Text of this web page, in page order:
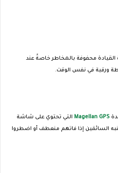
محفوفة بالمخاطر خاصةً عند
ورقية في نفس الوقت.
Magellan GPSالتي تحتوي على شاشة
السائقين إذا فاتهم منعطف أو اضطروا